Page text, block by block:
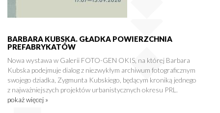
BARBARA KUBSKA. GŁADKA POWIERZCHNIA
PREFABRYKATÓW
Nowa wystawa w Galerii FOTO-GEN OKIS, na której Barbara
Kubska podejmuje dialog z niezwykłym archiwum fotograficznym
swojego dziadka, Zygmunta Kubskiego, będącym kroniką jednego
z najważniejszych projektów urbanistycznych okresu PRL.
pokaż więcej »